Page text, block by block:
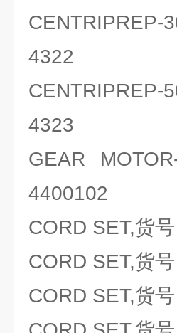
4322
4323
GEAR
4400102
CORD SET,货
CORD SET,货
CORD SET,货